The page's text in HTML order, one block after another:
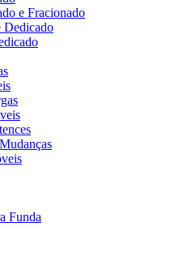
e Fracionado
Dedicado
Funda